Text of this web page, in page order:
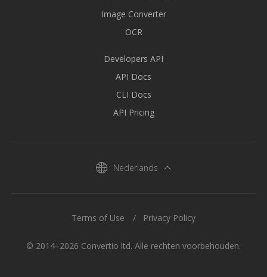
Image Converter
OCR
Developers API
API Docs
CLI Docs
API Pricing
Nederlands
© 2014–2026 Convertio ltd. Alle rechten voorbehouden.
Terms of Use Privacy Policy